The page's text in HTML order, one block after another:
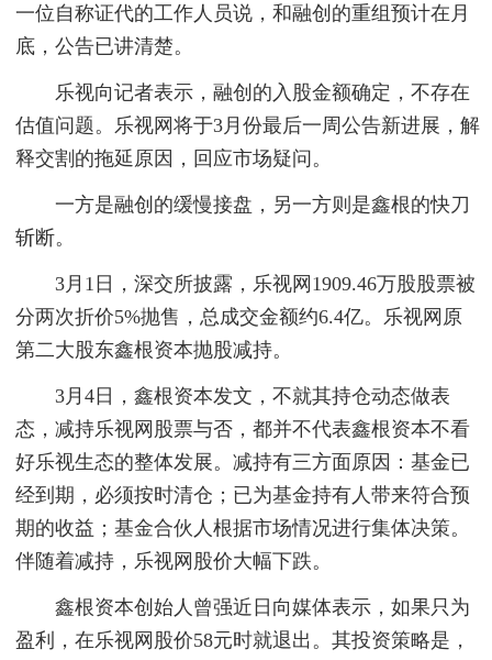
一位自称证代的工作人员说，和融创的重组预计在月
底，公告已讲清楚。
乐视向记者表示，融创的入股金额确定，不存在
估值问题。乐视网将于3月份最后一周公告新进展，解
释交割的拖延原因，回应市场疑问。
一方是融创的缓慢接盘，另一方则是鑫根的快刀
斩断。
3月1日，深交所披露，乐视网1909.46万股股票被
分两次折价5%抛售，总成交金额约6.4亿。乐视网原
第二大股东鑫根资本抛股减持。
3月4日，鑫根资本发文，不就其持仓动态做表
态，减持乐视网股票与否，都并不代表鑫根资本不看
好乐视生态的整体发展。减持有三方面原因：基金已
经到期，必须按时清仓；已为基金持有人带来符合预
期的收益；基金合伙人根据市场情况进行集体决策。
伴随着减持，乐视网股价大幅下跌。
鑫根资本创始人曾强近日向媒体表示，如果只为
盈利，在乐视网股价58元时就退出。其投资策略是，